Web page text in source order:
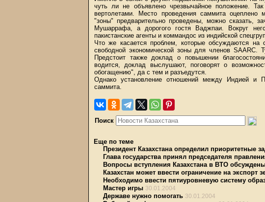
чуть ли не объявлено чрезвычайное положение.
вертолетами. Место проведения саммита
"зоны" предварительно проведены, можно сказать,
Мушаррафа, а дорогого гостя Ваджпаи. Вокруг
пакистанские агенты и коммандос из индийской
Что же касается проблем, которые обсуждаются на
свободной экономической зоны для членов SAARC.
Предстоит также доклад о повышении
водится, доклад выслушают, поговорят о
обогащению", да с тем и разъедутся.
Однако установление отношений между Индией и
саммита.
Поиск
Еще по теме
Президент Казахстана определил приоритетные
Глава государства принял председателя
Вопросы вступления Казахстана в ВТО
Казахстан может ввести ограничение на экспорт
Необходимо ввести пятиуровневую систему
Мастер игры 30.01.2004
Державе нужно помогать 30.01.2004